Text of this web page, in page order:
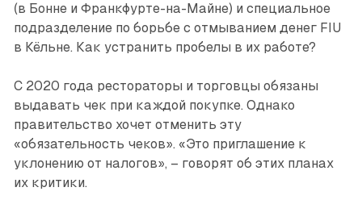
(в Бонне и Франкфурте-на-Майне) и специальное
подразделение по борьбе с отмыванием денег FIU
в Кёльне. Как устранить пробелы в их работе?
С 2020 года рестораторы и торговцы обязаны
выдавать чек при каждой покупке. Однако
правительство хочет отменить эту
«обязательность чеков». «Это приглашение к
уклонению от налогов», – говорят об этих планах
их критики.